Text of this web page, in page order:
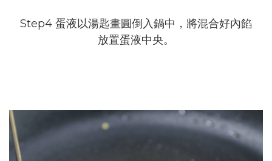
Step4 蛋液以湯匙畫圓倒入鍋中，將混合好內餡
放置蛋液中央。